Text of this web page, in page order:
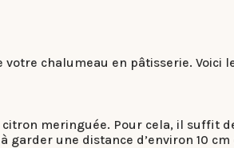
chalumeau en pâtisserie.
meringuée. Pour cela, il suffit
garder une distance d’environ 10